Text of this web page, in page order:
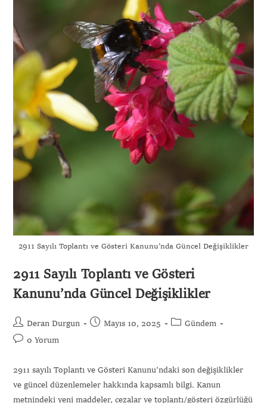
2911 Sayılı Toplantı ve Gösteri Kanunu’nda Güncel Değişiklikler
2911 Sayılı Toplantı ve Gösteri
Kanunu’nda Güncel Değişiklikler
Deran Durgun Mayıs 10, 2025
Gündem
0 Yorum
2911 sayılı Toplantı ve Gösteri Kanunu'ndaki son değişiklikler
ve güncel düzenlemeler hakkında kapsamlı bilgi. Kanun
metnindeki yeni maddeler, cezalar ve toplantı/gösteri özgürlüğü